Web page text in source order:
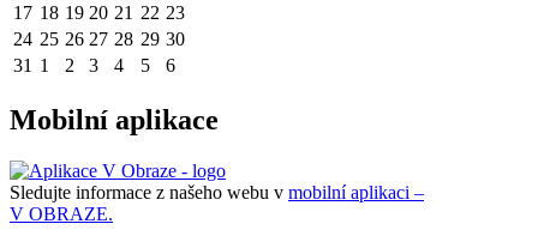
17 18 19 20 21 22 23
24 25 26 27 28 29 30
31 1 2 3 4 5 6
Mobilní aplikace
Sledujte informace z našeho webu v mobilní aplikaci –
V OBRAZE.